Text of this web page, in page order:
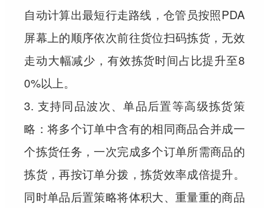
自动计算出最短行走路线，仓管员按照PDA
屏幕上的顺序依次前往货位扫码拣货，无效
走动大幅减少，有效拣货时间占比提升至8
0%以上。
3. 支持同品波次、单品后置等高级拣货策
略：将多个订单中含有的相同商品合并成一
个拣货任务，一次完成多个订单所需商品的
拣货，再按订单分拨，拣货效率成倍提升。
同时单品后置策略将体积大、重量重的商品